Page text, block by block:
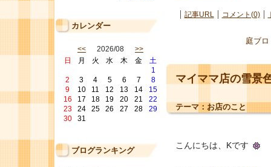
記事URL コメント(0)
庭ブ
マイママ店の雪景
テーマ： お店のこと
こんにちは、Kです
カレンダー
<< 2026/08 >>
日
月 火 水 木 金
土
1
2
3 4 5 6 7
8
9
10 11 12 13 14
15
16
17 18 19 20 21
22
23
24 25 26 27 28
29
30
31
ブログランキング